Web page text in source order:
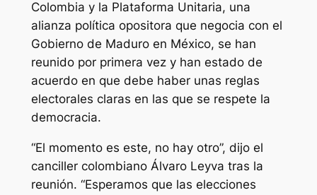
Colombia y la Plataforma Unitaria, una
alianza política opositora que negocia con el
Gobierno de Maduro en México, se han
reunido por primera vez y han estado de
acuerdo en que debe haber unas reglas
electorales claras en las que se respete la
democracia.
“El momento es este, no hay otro”, dijo el
canciller colombiano Álvaro Leyva tras la
reunión. “Esperamos que las elecciones